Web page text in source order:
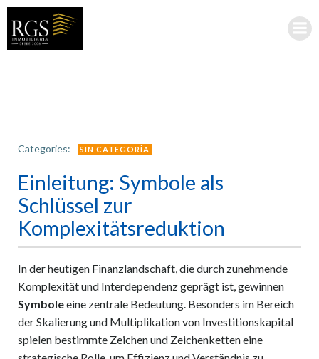
Categories: SIN CATEGORÍA
Einleitung: Symbole als
Schlüssel zur
Komplexitätsreduktion
In der heutigen Finanzlandschaft, die durch zunehmende
Komplexität und Interdependenz geprägt ist, gewinnen
Symboleeine zentrale Bedeutung. Besonders im Bereich
der Skalierung und Multiplikation von Investitionskapital
spielen bestimmte Zeichen und Zeichenketten eine